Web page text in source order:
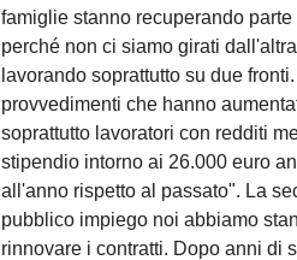
famiglie stanno recuperando
perché non ci siamo girati
lavorando soprattutto su due
provvedimenti che hanno
soprattutto lavoratori con redditi
stipendio intorno ai 26.000 euro
all'anno rispetto al passato". La
pubblico impiego noi abbiamo
rinnovare i contratti. Dopo anni di